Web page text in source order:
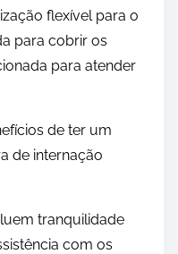
flexível para o
para cobrir os
para atender
de ter um
de internação
tranquilidade
com os